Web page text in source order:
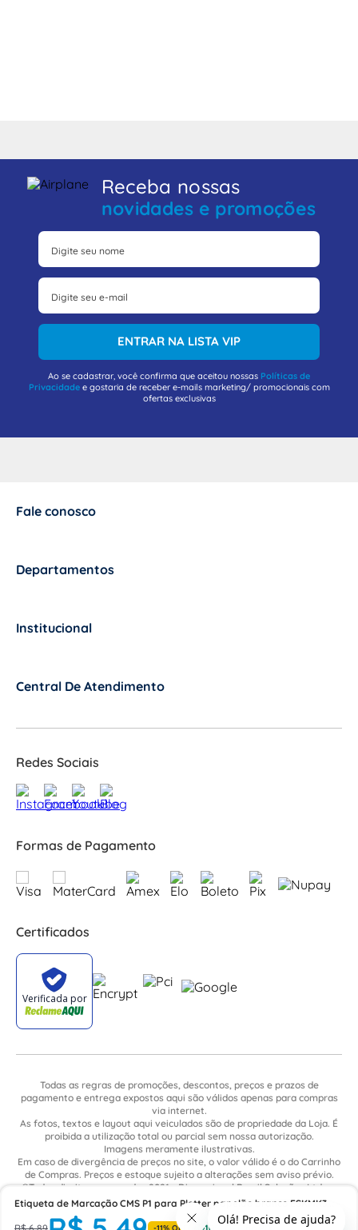
Etiqueta de Marcação CMS P1 para Plotter papelão branco ESKMK3
Phoenix Contact
-11% OFF
Receba nossas
novidades e promoções
ENTRAR NA LISTA VIP
Ao se cadastrar, você confirma que aceitou nossas Políticas de
Privacidadee gostaria de receber e-mails marketing/ promocionais com
ofertas exclusivas
Fale conosco
Departamentos
Institucional
Central De Atendimento
Redes Sociais
Formas de Pagamento
Certificados
Todas as regras de promoções, descontos, preços e prazos de
pagamento e entrega expostos aqui são válidos apenas para compras
via internet.
As fotos, textos e layout aqui veiculados são de propriedade da Loja. É
proibida a utilização total ou parcial sem nossa autorização.
Imagens meramente ilustrativas.
Em caso de divergência de preços no site, o valor válido é o do Carrinho
de Compras. Preços e estoque sujeito a alterações sem aviso prévio.
©Todos direitos reservados 2021 - Dimensional Brasil Soluções Ltda. -
CNPJ: 06.913.480/0015-63 - Avenida Armando Ragonha, 190 - Bairro
Village Limeira. Pavilhão Sítio São João - Limeira - SP / CEP: 13.481-316